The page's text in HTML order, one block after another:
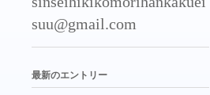
suu@gmail.com
最新のエントリー